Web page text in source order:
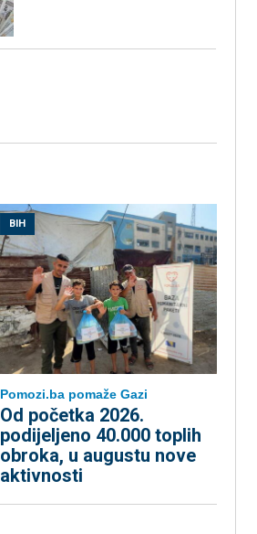
BIH
Pomozi.ba pomaže Gazi
Od početka 2026.
podijeljeno 40.000 toplih
obroka, u augustu nove
aktivnosti